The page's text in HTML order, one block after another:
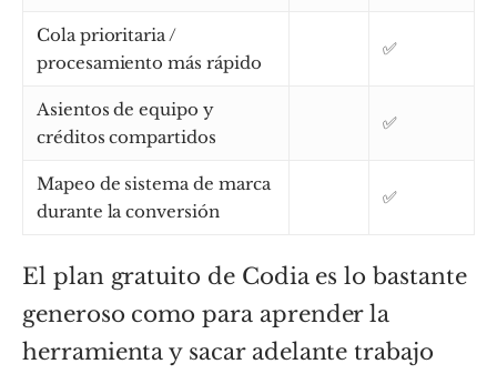
Cola prioritaria /
procesamiento más rápido
✅
Asientos de equipo y
créditos compartidos
✅
Mapeo de sistema de marca
durante la conversión
✅
El plan gratuito de Codia es lo bastante
generoso como para aprender la
herramienta y sacar adelante trabajo